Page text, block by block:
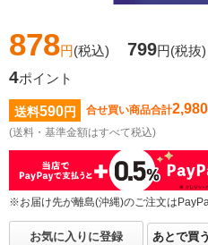
878円(税込) 799円(税抜)
4ポイント
送料590円 合せ買い商品合計2,980
(送料・基準金額はすべて税込)
※お届け先が離島(沖縄)のご注文は
お気に入りに登録 あとで買う